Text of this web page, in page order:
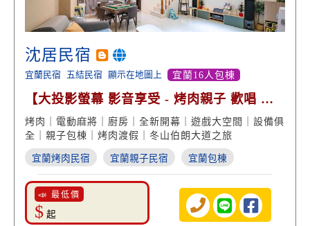
沈居民宿
宜蘭民宿 五結民宿 顯示在地圖上 宜蘭16人包棟
【大投影螢幕 影音享受 - 烤肉親子 歡唱 雙
包棟】
烤肉｜電動麻將｜廚房｜全新開幕｜遊戲大空間｜設備俱
全｜親子包棟｜烤肉渡假｜冬山伯朗大道之旅
宜蘭烤肉民宿 宜蘭親子民宿 宜蘭包棟
📣 最低價
$ 起